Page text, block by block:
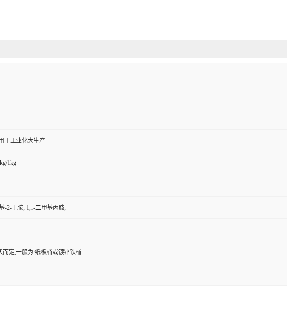
于工业化大生产
1kg
-2-丁胺; 1,1-二甲基丙胺;
而定,一般为:纸板桶或镀锌铁桶